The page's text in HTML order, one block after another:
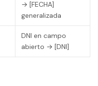
→ [FECHA]
generalizada
DNI en campo
abierto → [DNI]